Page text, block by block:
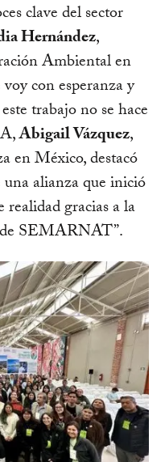
clave del sector
Hernández,
Ambiental en
con esperanza y
trabajo no se hace
Abigail Vázquez,
en México, destacó
una alianza que inició
realidad gracias a la
SEMARNAT”.